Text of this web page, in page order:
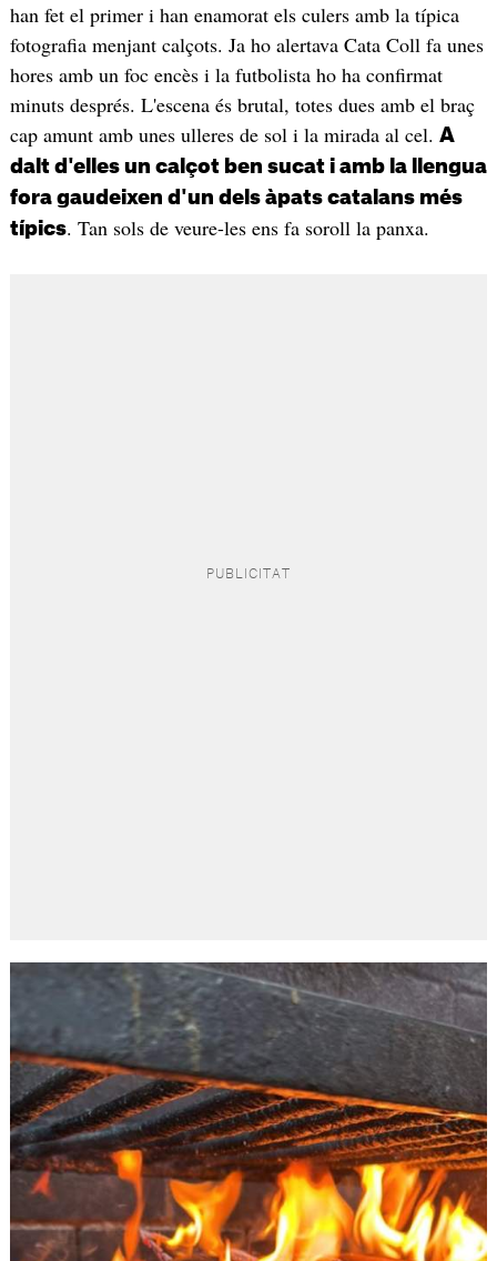
han fet el primer i han enamorat els culers amb la típica
fotografia menjant calçots. Ja ho alertava Cata Coll fa unes
hores amb un foc encès i la futbolista ho ha confirmat
minuts després. L'escena és brutal, totes dues amb el braç
cap amunt amb unes ulleres de sol i la mirada al cel. A
dalt d'elles un calçot ben sucat i amb la llengua
fora gaudeixen d'un dels àpats catalans més
típics. Tan sols de veure-les ens fa soroll la panxa.